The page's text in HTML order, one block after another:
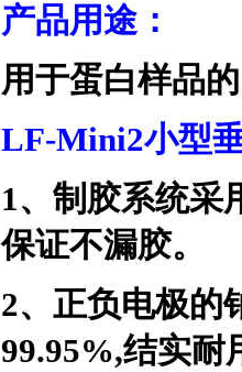
产品用途：
用于蛋白样品
LF-Mini2小型
1、制胶系统采
保证不漏胶。
2、正负电极的
99.95%,结实耐